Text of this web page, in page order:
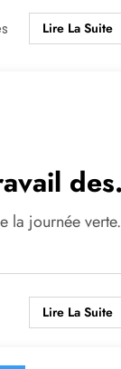
Lire La Suite
des
la journée verte.
Lire La Suite